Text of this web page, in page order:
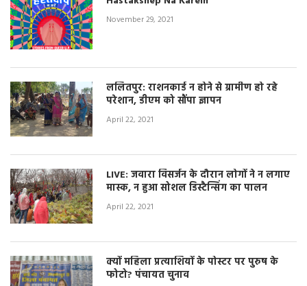
November 29, 2021
ललितपुर: राशनकार्ड न होने से ग्रामीण हो रहे
परेशान, डीएम को सौंपा ज्ञापन
April 22, 2021
LIVE: जवारा विसर्जन के दौरान लोगों ने न लगाए
मास्क, न हुआ सोशल डिस्टैन्सिंग का पालन
April 22, 2021
क्यों महिला प्रत्याशियों के पोस्टर पर पुरुष के
फोटो? पंचायत चुनाव